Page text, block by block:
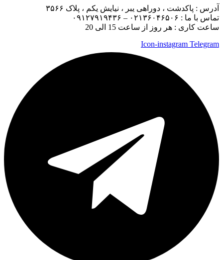
آدرس : پاکدشت ، دوراهی یبر ، نیایش یکم ، پلاک ۳۵۶۶
تماس با ما :
ساعت کاری : هر روز از ساعت 15 الی 20
Icon-instagram Telegram